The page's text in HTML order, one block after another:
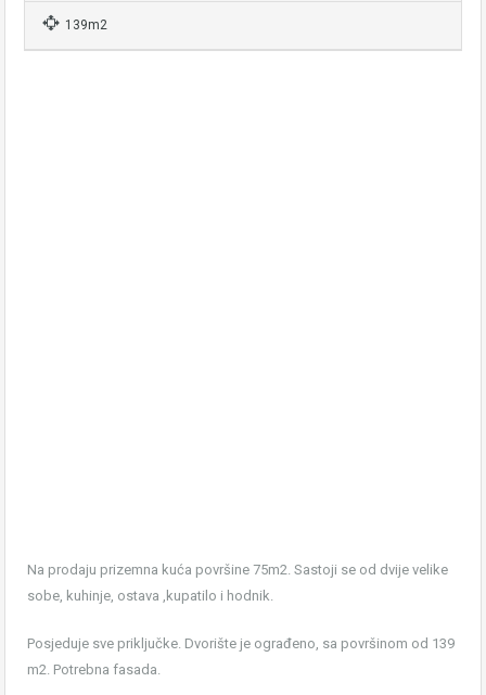
139m2
Na prodaju prizemna kuća površine 75m2. Sastoji se od dvije velike
sobe, kuhinje, ostava ,kupatilo i hodnik.
Posjeduje sve priključke. Dvorište je ograđeno, sa površinom od 139
m2. Potrebna fasada.